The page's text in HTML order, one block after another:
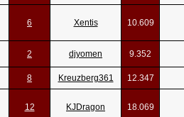
6 Xentis 10.609
2 djyomen 9.352
8 Kreuzberg361
12.347
12 KJDragon 18.069